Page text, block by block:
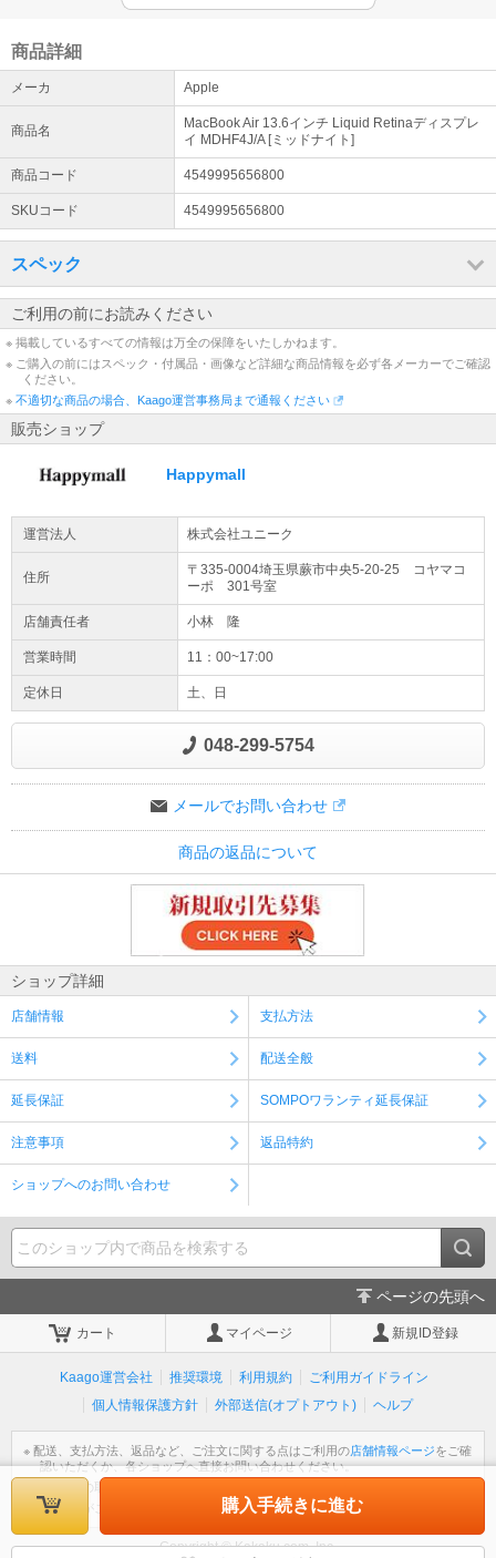
電話お問い合わせ窓口休止について
にくくなっております。 お急ぎのご要件につきましてはお問合せフ
ォームもしくはメールにてお問い合わせいただきますようお願い申
し上げます。
領収書について
kaagoでのご注文で領収書発行機能が実装されました。発行方法に
ついては https://kaago.com/static/help/deal/#anch08 をご参照くだ
さい。（商品代引注文を除く）
偽サイトにご注意ください
日頃より、当店をご利用いただきまして、誠にありがとうございま
す。 当店の情報を利用して販売をしている悪質な詐欺サイトの存在
を確認しております。偽サイトは当店と一切の関係がございません
ので、ご注意下さい
商品詳細
メーカ Apple
商品名
MacBook Air 13.6インチ Liquid Retinaディスプレ
イ MDHF4J/A [ミッドナイト]
商品コード 4549995656800
SKUコード 4549995656800
スペック
ご利用の前にお読みください
※ 掲載しているすべての情報は万全の保障をいたしかねます。
※ ご購入の前にはスペック・付属品・画像など詳細な商品情報を必ず各メーカーでご確認
ください。
※ 不適切な商品の場合、Kaago運営事務局まで通報ください
販売ショップ
Happymall
運営法人 株式会社ユニーク
住所 〒335-0004埼玉県蕨市中央5-20-25 コヤマコ
ーポ 301号室
店舗責任者 小林 隆
営業時間 11：00~17:00
定休日 土、日
048-299-5754
メールでお問い合わせ
商品の返品について
ショップ詳細
店舗情報 支払方法
送料 配送全般
延長保証 SOMPOワランティ延長保証
注意事項 返品特約
ショップへのお問い合わせ
購入手続きに進む
ページの先頭へ
カート マイページ 新規ID登録
Kaago運営会社 推奨環境 利用規約
ご利用ガイドライン
個人情報保護方針
外部送信(オプトアウト) ヘルプ
※ 配送、支払方法、返品など、ご注文に関する点はご利用の店舗情報ページをご確
認いただくか、各ショップへ直接お問い合わせください。
※ 個人情報の取扱いについては
※ 不明な点がございましたら
をご覧ください。
Copyright © Kakaku.com, Inc.